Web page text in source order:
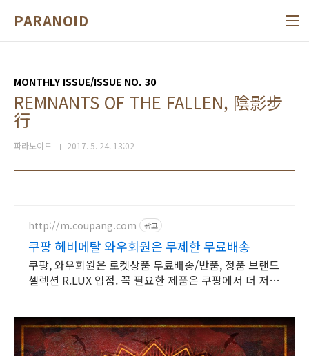
PARANOID
MONTHLY ISSUE/ISSUE NO. 30
REMNANTS OF THE FALLEN, 陰影步
行
파라노이드 2017. 5. 24. 13:02
http://m.coupang.com 광고
쿠팡 헤비메탈 와우회원은 무제한 무료배송
쿠팡, 와우회원은 로켓상품 무료배송/반품, 정품 브랜드
셀렉션 R.LUX 입점. 꼭 필요한 제품은 쿠팡에서 더 저렴